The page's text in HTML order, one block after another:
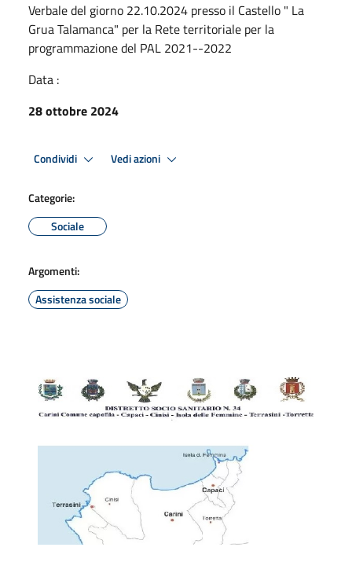
Verbale del giorno 22.10.2024 presso il Castello " La
Grua Talamanca" per la Rete territoriale per la
programmazione del PAL 2021--2022
Data :
28 ottobre 2024
Condividi Vedi azioni
Categorie:
Sociale
Argomenti:
Assistenza sociale